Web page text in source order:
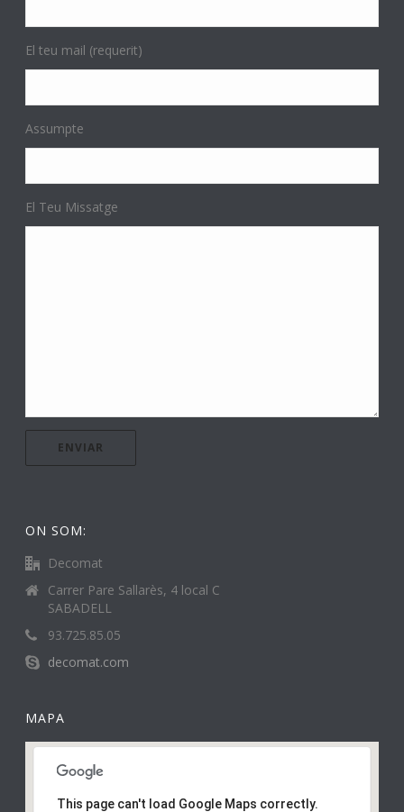
El teu mail (requerit)
Assumpte
El Teu Missatge
ON SOM:
Decomat
Carrer Pare Sallarès, 4 local C
SABADELL
93.725.85.05
decomat.com
MAPA
This page can't load Google Maps correctly.